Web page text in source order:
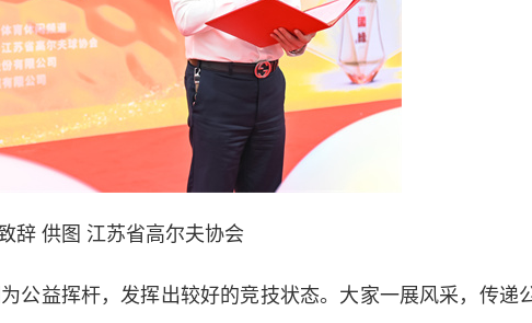
辞 供图 江苏省高尔夫协会
益挥杆，发挥出较好的竞技状态。大家一展风采，传递